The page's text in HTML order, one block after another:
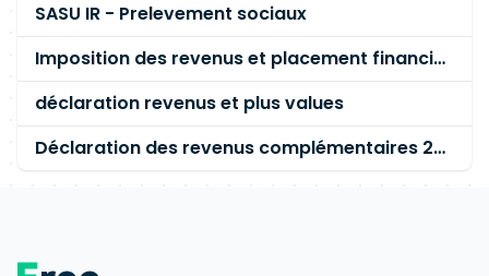
SASU IR - Prelevement sociaux
Imposition des revenus et placement financiers
déclaration revenus et plus values
Déclaration des revenus complémentaires 2007 encore flou